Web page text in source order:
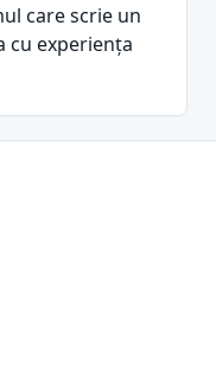
care scrie un
cu experiența